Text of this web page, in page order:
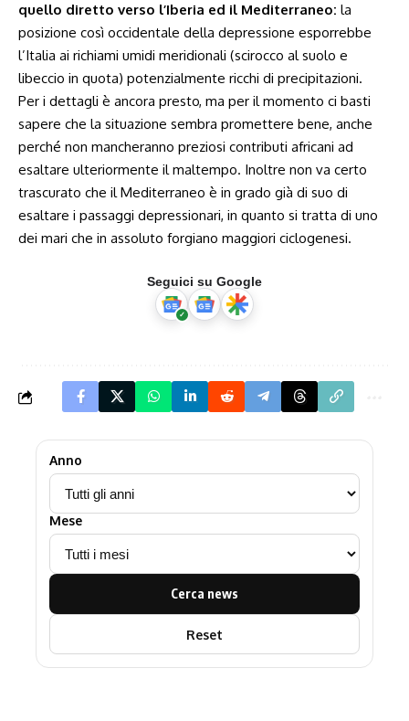
quello diretto verso l’Iberia ed il Mediterraneo: la
posizione così occidentale della depressione esporrebbe
l’Italia ai richiami umidi meridionali (scirocco al suolo e
libeccio in quota) potenzialmente ricchi di precipitazioni.
Per i dettagli è ancora presto, ma per il momento ci basti
sapere che la situazione sembra promettere bene, anche
perché non mancheranno preziosi contributi africani ad
esaltare ulteriormente il maltempo. Inoltre non va certo
trascurato che il Mediterraneo è in grado già di suo di
esaltare i passaggi depressionari, in quanto si tratta di uno
dei mari che in assoluto forgiano maggiori ciclogenesi.
Seguici su Google
Anno
Mese
Cerca news
Reset